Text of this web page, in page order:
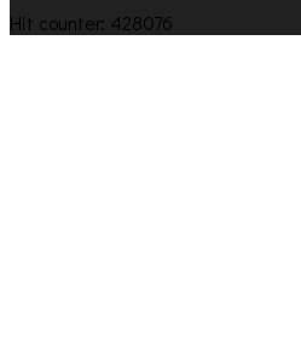
Hit counter: 428076